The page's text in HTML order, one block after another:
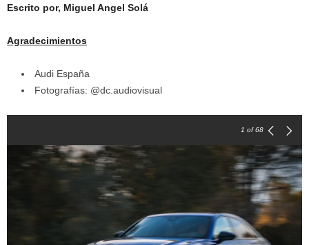
Escrito por, Miguel Angel Solá
Agradecimientos
Audi España
Fotografías: @dc.audiovisual
1 of 68